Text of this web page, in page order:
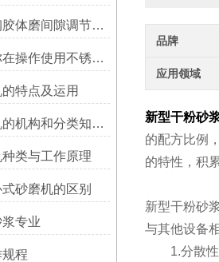
【技术】不锈钢胶体磨间隙调节装置流程
专业人士提醒你在操作使用不锈钢胶体磨时一定要注意这些事
特点及运用
机械升降分散机的机构和分类知识总结，专业人士必看！
类与工作原理
砂磨机的区别
专业
程
品牌
应用领域
新型干粉砂
的配方比例
的特性，积
新型干粉砂
与其他设备
1.分散性好